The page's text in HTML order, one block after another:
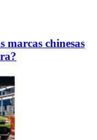
marcas chinesas